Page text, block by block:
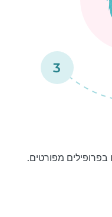
3
בפרופילים מפורטים.